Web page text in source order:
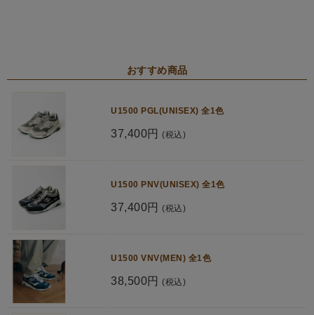
おすすめ商品
U1500 PGL(UNISEX) 全1色
37,400円 (税込)
U1500 PNV(UNISEX) 全1色
37,400円 (税込)
U1500 VNV(MEN) 全1色
38,500円 (税込)